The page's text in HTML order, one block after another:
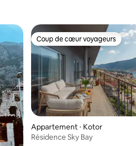
: 4,94 sur 5
Coup de cœur voyageurs
Coup de cœur voyageurs
Appartement ⋅ Kotor
Résidence Sky Bay